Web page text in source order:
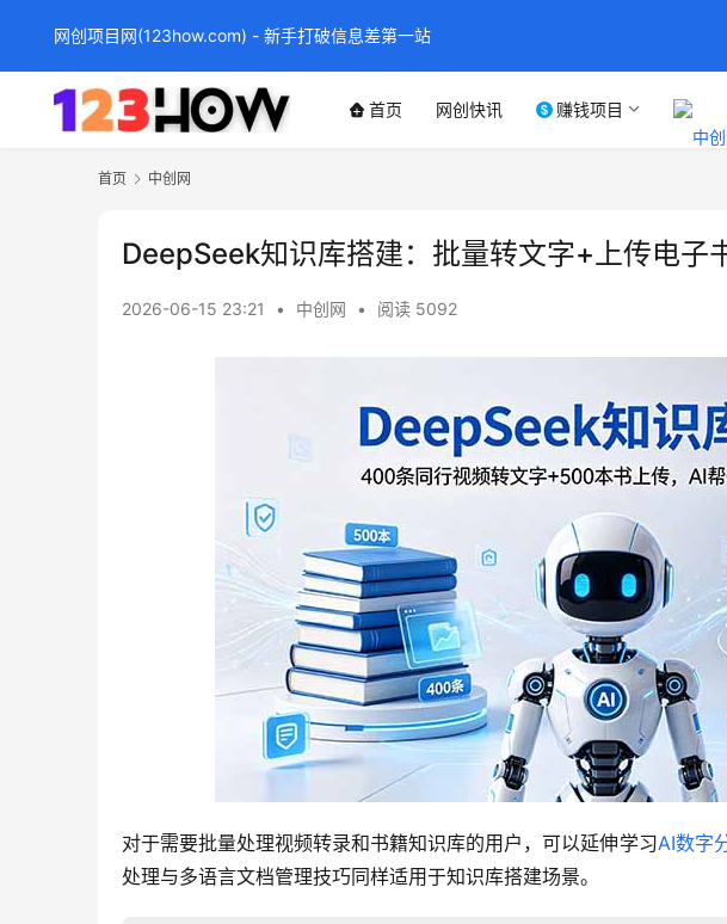
首页 网创快讯 赚钱项目
首页 中创网
DeepSeek知识库搭建：批量转文字+上传电子
2026-06-15 23:21 • 中创网 • 阅读 5092
对于需要批量处理视频转录和书籍知识库的用户，可以延伸学习AI数字
处理与多语言文档管理技巧同样适用于知识库搭建场景。
网创项目网(123how.com) - 新手打破信息差第一站